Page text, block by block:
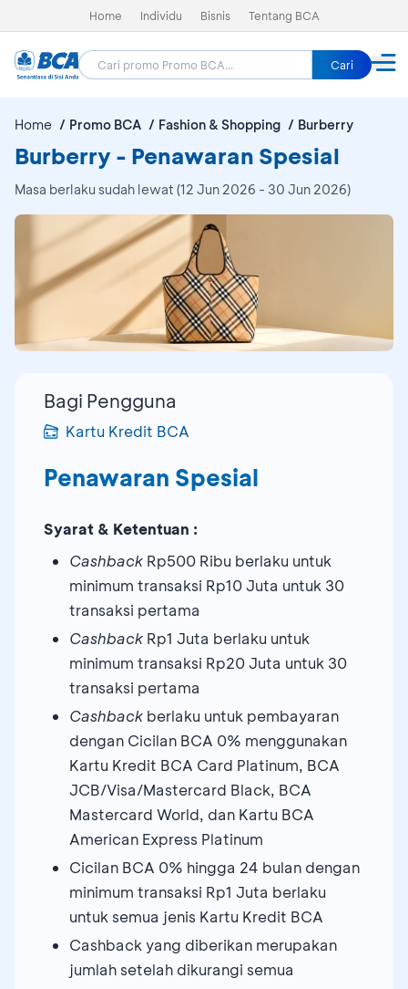
Home Individu Bisnis Tentang BCA
Cari
Home Promo BCA Fashion & Shopping Burberry
Burberry - Penawaran Spesial
Masa berlaku sudah lewat (12 Jun 2026 - 30 Jun 2026)
Bagi Pengguna
Kartu Kredit BCA
Penawaran Spesial
Syarat & Ketentuan :
Cashback Rp500 Ribu berlaku untuk
minimum transaksi Rp10 Juta untuk 30
transaksi pertama
Cashback Rp1 Juta berlaku untuk
minimum transaksi Rp20 Juta untuk 30
transaksi pertama
Cashback berlaku untuk pembayaran
dengan Cicilan BCA 0% menggunakan
Kartu Kredit BCA Card Platinum, BCA
JCB/Visa/Mastercard Black, BCA
Mastercard World, dan Kartu BCA
American Express Platinum
Cicilan BCA 0% hingga 24 bulan dengan
minimum transaksi Rp1 Juta berlaku
untuk semua jenis Kartu Kredit BCA
Cashback yang diberikan merupakan
jumlah setelah dikurangi semua